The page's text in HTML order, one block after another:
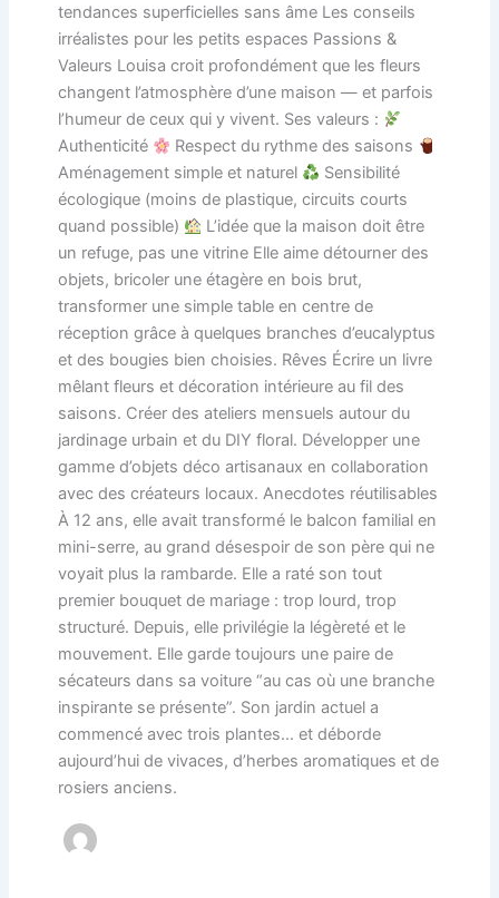
tendances superficielles sans âme Les conseils
irréalistes pour les petits espaces Passions &
Valeurs Louisa croit profondément que les fleurs
changent l’atmosphère d’une maison — et parfois
l’humeur de ceux qui y vivent. Ses valeurs :
Authenticité
Respect du rythme des saisons
Aménagement simple et naturel
Sensibilité
écologique (moins de plastique, circuits courts
quand possible)
L’idée que la maison doit être
un refuge, pas une vitrine Elle aime détourner des
objets, bricoler une étagère en bois brut,
transformer une simple table en centre de
réception grâce à quelques branches d’eucalyptus
et des bougies bien choisies. Rêves Écrire un livre
mêlant fleurs et décoration intérieure au fil des
saisons. Créer des ateliers mensuels autour du
jardinage urbain et du DIY floral. Développer une
gamme d’objets déco artisanaux en collaboration
avec des créateurs locaux. Anecdotes réutilisables
À 12 ans, elle avait transformé le balcon familial en
mini-serre, au grand désespoir de son père qui ne
voyait plus la rambarde. Elle a raté son tout
premier bouquet de mariage : trop lourd, trop
structuré. Depuis, elle privilégie la légèreté et le
mouvement. Elle garde toujours une paire de
sécateurs dans sa voiture “au cas où une branche
inspirante se présente”. Son jardin actuel a
commencé avec trois plantes… et déborde
aujourd’hui de vivaces, d’herbes aromatiques et de
rosiers anciens.